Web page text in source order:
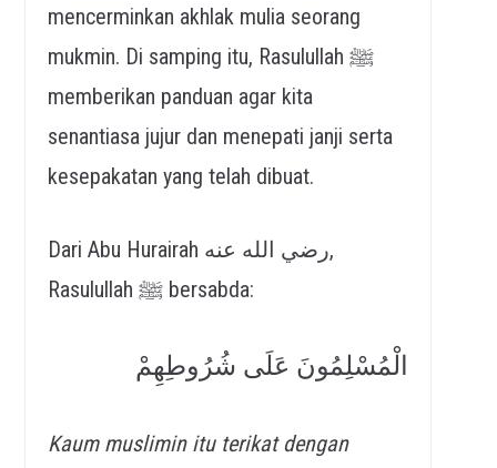
mencerminkan akhlak mulia seorang
mukmin. Di samping itu, Rasulullah ﷺ
memberikan panduan agar kita
senantiasa jujur dan menepati janji serta
kesepakatan yang telah dibuat.
Dari Abu Hurairah رضي الله عنه,
Rasulullah ﷺ bersabda:
الْمُسْلِمُونَ عَلَى شُرُوطِهِمْ
Kaum muslimin itu terikat dengan